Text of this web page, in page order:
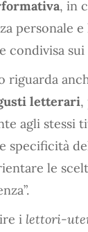
, in
personale
condivisa sui
letterari,
agli stessi
specificità
le
i lettori-